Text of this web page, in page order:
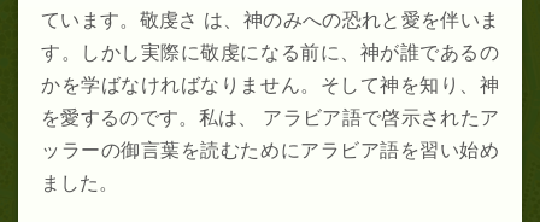
ています。敬虔さ は、神のみへの恐れと愛を伴いま
す。しかし実際に敬虔になる前に、神が誰であるの
かを学ばなければなりません。そして神を知り、神
を愛するのです。私は、 アラビア語で啓示されたア
ッラーの御言葉を読むためにアラビア語を習い始め
ました。